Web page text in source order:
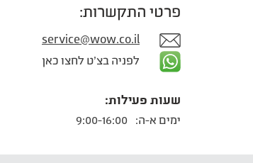
פרטי התקשרות:
service@wow.co.il
לפניה בצ'ט לחצו כאן
שעות פעילות:
ימים א-ה: